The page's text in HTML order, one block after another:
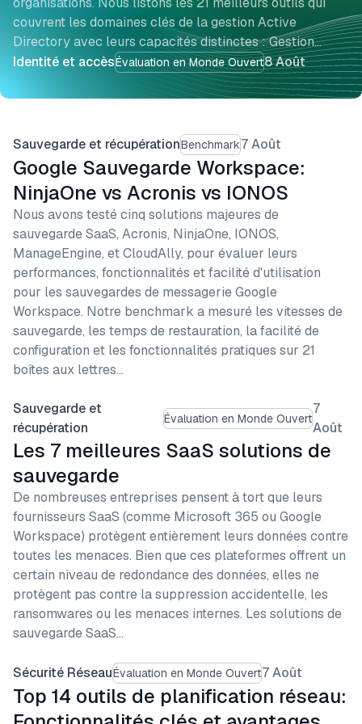
Identité et accèsÉvaluation en Monde Ouvert8 Août
couvrent les domaines clés de la gestion Active
Directory avec leurs capacités distinctes : Gestion…
Sauvegarde et récupérationBenchmark7 Août
Google Sauvegarde Workspace:
NinjaOne vs Acronis vs IONOS
Nous avons testé cinq solutions majeures de
sauvegarde SaaS, Acronis, NinjaOne, IONOS,
ManageEngine, et CloudAlly, pour évaluer leurs
performances, fonctionnalités et facilité d'utilisation
pour les sauvegardes de messagerie Google
Workspace. Notre benchmark a mesuré les vitesses de
sauvegarde, les temps de restauration, la facilité de
configuration et les fonctionnalités pratiques sur 21
boîtes aux lettres…
Sauvegarde et
récupération
Évaluation en Monde Ouvert
7
Août
Les 7 meilleures SaaS solutions de
sauvegarde
De nombreuses entreprises pensent à tort que leurs
fournisseurs SaaS (comme Microsoft 365 ou Google
Workspace) protègent entièrement leurs données contre
toutes les menaces. Bien que ces plateformes offrent un
certain niveau de redondance des données, elles ne
protègent pas contre la suppression accidentelle, les
ransomwares ou les menaces internes. Les solutions de
sauvegarde SaaS…
Sécurité RéseauÉvaluation en Monde Ouvert7 Août
Top 14 outils de planification réseau: